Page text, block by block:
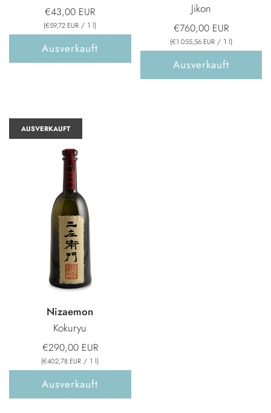
€43,00 EUR
(€59,72 EUR / 1 l)
Ausverkauft
Jikon
€760,00 EUR
(€1.055,56 EUR / 1 l)
Ausverkauft
AUSVERKAUFT
Nizaemon
Kokuryu
€290,00 EUR
(€402,78 EUR / 1 l)
Ausverkauft